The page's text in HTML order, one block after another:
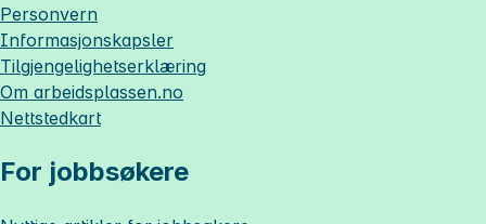
Personvern
Informasjonskapsler
Tilgjengelighetserklæring
Om arbeidsplassen.no
Nettstedkart
For jobbsøkere